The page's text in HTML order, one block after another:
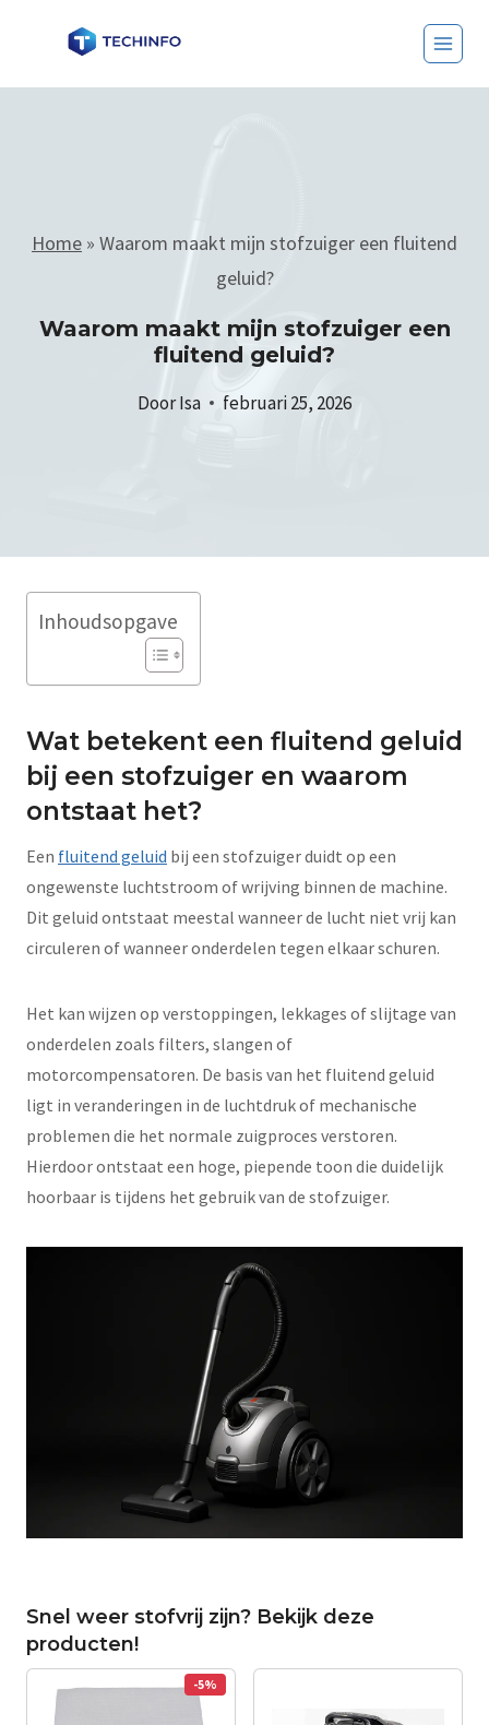
Home » Waarom maakt mijn stofzuiger een fluitend
geluid?
Waarom maakt mijn stofzuiger een
fluitend geluid?
DoorIsa februari 25, 2026
Inhoudsopgave
Wat betekent een fluitend geluid
bij een stofzuiger en waarom
ontstaat het?
Een fluitend geluid bij een stofzuiger duidt op een
ongewenste luchtstroom of wrijving binnen de machine.
Dit geluid ontstaat meestal wanneer de lucht niet vrij kan
circuleren of wanneer onderdelen tegen elkaar schuren.
Het kan wijzen op verstoppingen, lekkages of slijtage van
onderdelen zoals filters, slangen of
motorcompensatoren. De basis van het fluitend geluid
ligt in veranderingen in de luchtdruk of mechanische
problemen die het normale zuigproces verstoren.
Hierdoor ontstaat een hoge, piepende toon die duidelijk
hoorbaar is tijdens het gebruik van de stofzuiger.
Snel weer stofvrij zijn? Bekijk deze
producten!
-5%